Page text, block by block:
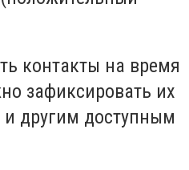
контакты на время
зафиксировать их
другим доступным